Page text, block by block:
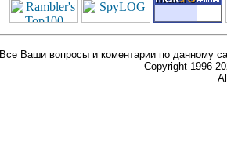
Все Ваши вопросы и коментарии по данному
Copyright 1996-